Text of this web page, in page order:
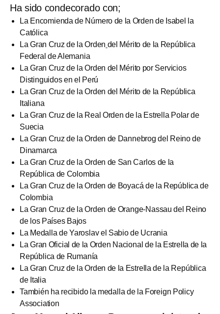
Ha sido condecorado con;
La Encomienda de Número de la Orden de Isabel la
Católica
La Gran Cruz de la Orden del Mérito de la República
Federal de Alemania
La Gran Cruz de la Orden del Mérito por Servicios
Distinguidos en el Perú
La Gran Cruz de la Orden del Mérito de la República
Italiana
La Gran Cruz de la Real Orden de la Estrella Polar de
Suecia
La Gran Cruz de la Orden de Dannebrog del Reino de
Dinamarca
La Gran Cruz de la Orden de San Carlos de la
República de Colombia
La Gran Cruz de la Orden de Boyacá de la República de
Colombia
La Gran Cruz de la Orden de Orange-Nassau del Reino
de los Países Bajos
La Medalla de Yaroslav el Sabio de Ucrania
La Gran Oficial de la Orden Nacional de la Estrella de la
República de Rumanía
La Gran Cruz de la Orden de la Estrella de la República
de Italia
También ha recibido la medalla de la Foreign Policy
Association